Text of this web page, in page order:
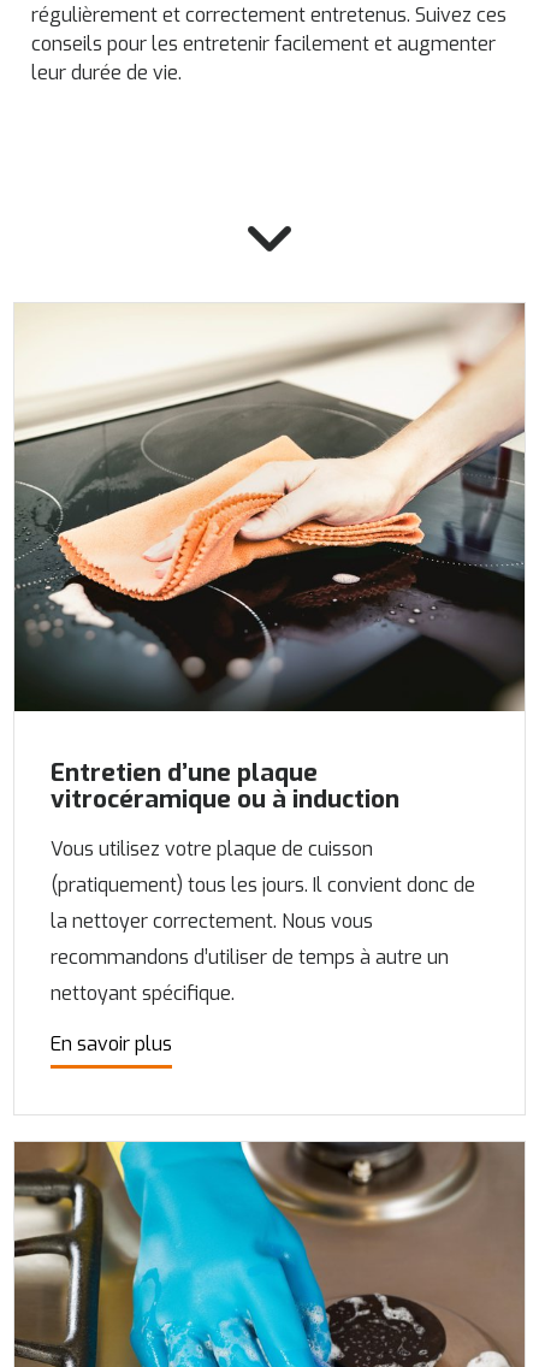
régulièrement et correctement entretenus. Suivez ces
conseils pour les entretenir facilement et augmenter
leur durée de vie.
Entretien d’une plaque
vitrocéramique ou à induction
Vous utilisez votre plaque de cuisson
(pratiquement) tous les jours. Il convient donc de
la nettoyer correctement. Nous vous
recommandons d’utiliser de temps à autre un
nettoyant spécifique.
En savoir plus